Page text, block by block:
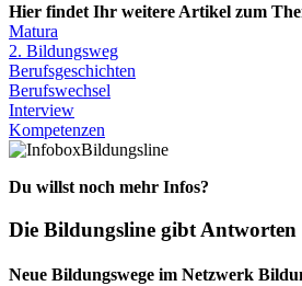
Hier findet Ihr weitere Artikel zum
Matura
2. Bildungsweg
Berufsgeschichten
Berufswechsel
Interview
Kompetenzen
Bildungsline
Du willst noch mehr Infos?
Die Bildungsline gibt Antworten
Neue Bildungswege im Netzwerk